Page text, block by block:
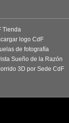
Tienda
logo CdF
de fotografía
Sueño de la Razón
3D por Sede CdF